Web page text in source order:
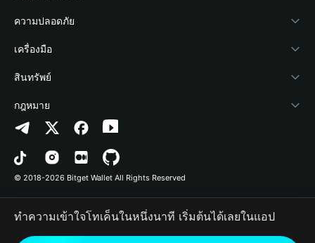
Academy
ข่าวสารด้านคริปโต
ศูนย์ช่วยเหลือ
ติดต่อเรา
ทรัพยากรข้อมูลของแบรนด์
อาชีพ
Stablecoin Earn
Payfi Crypto
Crypto Swap API
Altcoin Season Index
Prediction Markets
DApp
RWA
นักพัฒนา
เชื่อมต่อ Wallet
Bitget Wallet Pay
ลิสต์โปรเจกต์
ความปลอดภัย
Protection Fund
เทคโนโลยีความปลอดภัย
เครื่องมือ
ซื้อคริปโต
การตรวจจับการอนุญาต
การตรวจจับสัญญา
การโอนเป็นชุด
สินทรัพย์
Arbitrum
Avalanche
Bitcoin
Polygon
กฎหมาย
นโยบายความเป็นส่วนตัว
ข้อตกลงในการใช้บริการ
© 2018-2026 Bitget Wallet All Rights Reserved
ทำความเข้าใจโทเค็นในหนึ่งนาที เริ่มต้นได้เลยในแอป